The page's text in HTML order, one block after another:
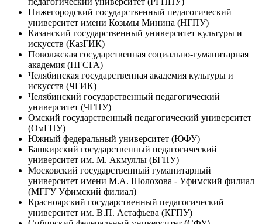
Нижегородский государственный педагогический
университет имени Козьмы Минина (НГПУ)
Казанский государственный университет культуры и
искусств (КазГИК)
Поволжская государственная социально-гуманитарная
академия (ПГСГА)
Челябинская государственная академия культуры и
искусств (ЧГИК)
Челябинский государственный педагогический
университет (ЧГПУ)
Омский государственный педагогический университет
(ОмГПУ)
Южный федеральный университет (ЮФУ)
Башкирский государственный педагогический
университет им. М. Акмуллы (БГПУ)
Московский государственный гуманитарный
университет имени М.А. Шолохова - Уфимский филиал
(МГГУ Уфимский филиал)
Красноярский государственный педагогический
университет им. В.П. Астафьева (КГПУ)